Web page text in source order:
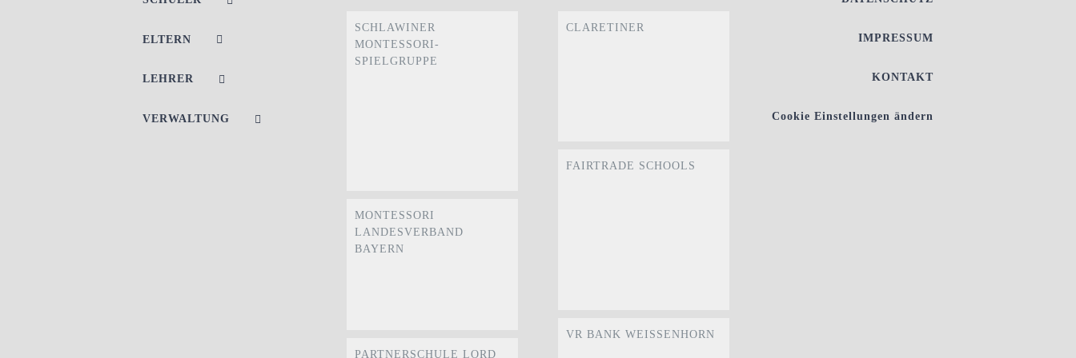
ELTERN
LEHRER
VERWALTUNG
SCHLAWINER
MONTESSORI-
SPIELGRUPPE
MONTESSORI
LANDESVERBAND
BAYERN
PARTNERSCHULE LORD
CLARETINER
FAIRTRADE SCHOOLS
VR BANK WEISSENHORN
IMPRESSUM
KONTAKT
Cookie Einstellungen ändern